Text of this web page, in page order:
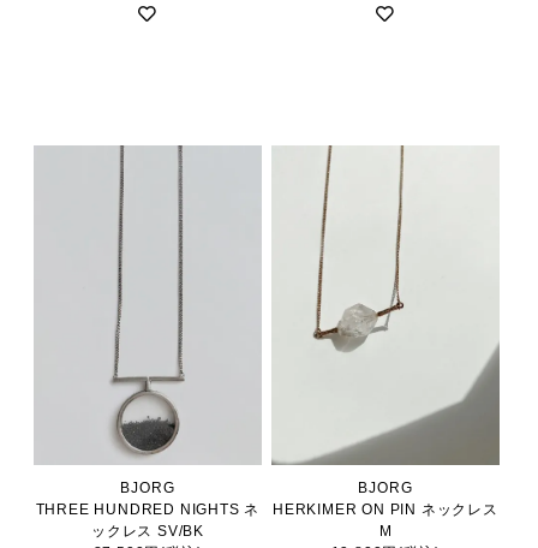
BJORG
THREE HUNDRED NIGHTS ネ
ックレス SV/BK
BJORG
HERKIMER ON PIN ネックレス
M